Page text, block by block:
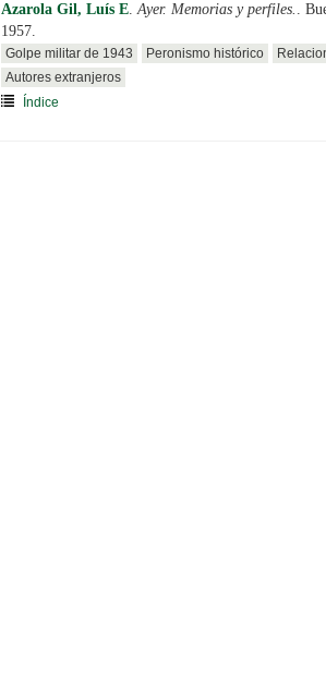
Azarola Gil, Luís E.Ayer. Memorias y perfiles. .
1957.
Golpe militar de 1943 Peronismo histórico
Autores extranjeros
Índice